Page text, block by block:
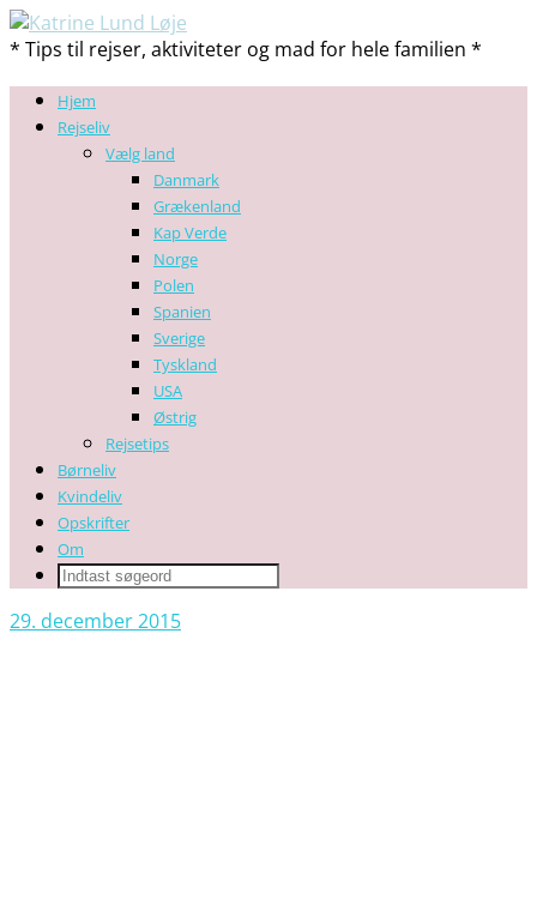
* Tips til rejser, aktiviteter og mad for hele familien *
Hjem
Rejseliv
Vælg land
Danmark
Grækenland
Kap Verde
Norge
Polen
Spanien
Sverige
Tyskland
USA
Østrig
Rejsetips
Børneliv
Kvindeliv
Opskrifter
Om
29. december 2015